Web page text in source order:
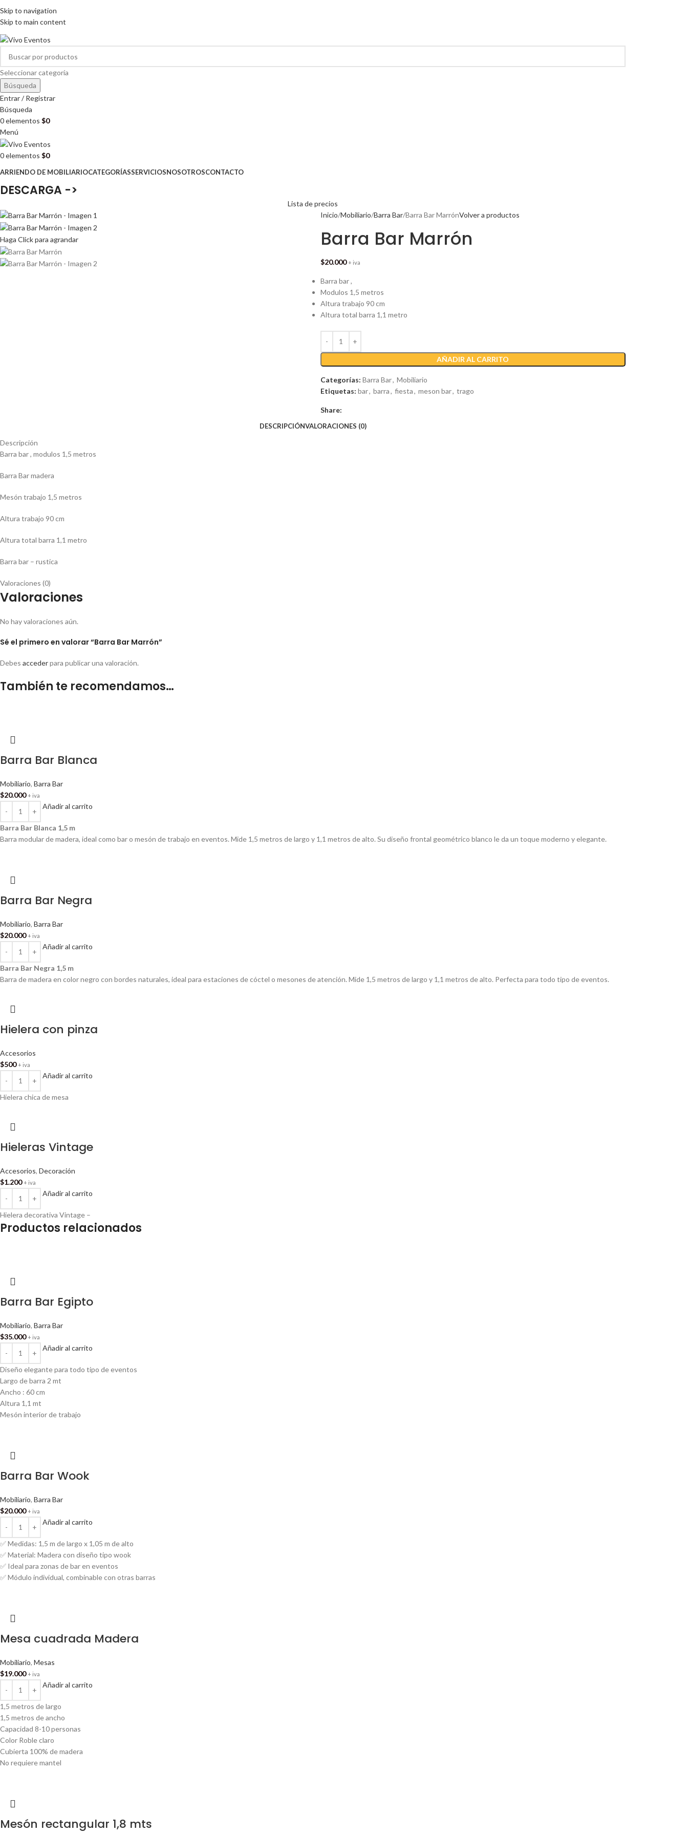
Skip to navigation
Skip to main content
HORARIOS DE ATENCIÓN: 8:00 - 17:00 HORAS
ARRIENDO DE MOBILIARIO PARA EVENTOS
Seleccionar categoría
Búsqueda
Entrar / Registrar
Búsqueda
0elementos $0
Menú
0elementos $0
ARRIENDO DE MOBILIARIOCATEGORÍASSERVICIOSNOSOTROSCONTACTO
DESCARGA ->
Lista de precios
Haga Click para agrandar
Inicio Mobiliario Barra Bar Barra Bar MarrónVolver a productos
Barra Bar Marrón
$20.000 + iva
Barra bar ,
Modulos 1,5 metros
Altura trabajo 90 cm
Altura total barra 1,1 metro
AÑADIR AL CARRITO
Categorías: Barra Bar, Mobiliario
Etiquetas: bar, barra, fiesta, meson bar, trago
Share:
DESCRIPCIÓNVALORACIONES (0)
Descripción
Barra bar , modulos 1,5 metros
Barra Bar madera
Mesón trabajo 1,5 metros
Altura trabajo 90 cm
Altura total barra 1,1 metro
Barra bar – rustica
Valoraciones (0)
Valoraciones
No hay valoraciones aún.
Sé el primero en valorar “Barra Bar Marrón”
Debes accederpara publicar una valoración.
También te recomendamos…
Barra Bar Blanca
Mobiliario, Barra Bar
$20.000 + iva
Añadir al carrito
Barra Bar Blanca 1,5 m
Barra modular de madera, ideal como bar o mesón de trabajo en eventos. Mide 1,5 metros de largo y 1,1 metros de alto. Su diseño frontal geométrico blanco le da un toque moderno y elegante.
Barra Bar Negra
Mobiliario, Barra Bar
$20.000 + iva
Añadir al carrito
Barra Bar Negra 1,5 m
Barra de madera en color negro con bordes naturales, ideal para estaciones de cóctel o mesones de atención. Mide 1,5 metros de largo y 1,1 metros de alto. Perfecta para todo tipo de eventos.
Hielera con pinza
Accesorios
$500 + iva
Añadir al carrito
Hielera chica de mesa
Hieleras Vintage
Accesorios, Decoración
$1.200 + iva
Añadir al carrito
Hielera decorativa Vintage –
Productos relacionados
Barra Bar Egipto
Mobiliario, Barra Bar
$35.000 + iva
Añadir al carrito
Diseño elegante para todo tipo de eventos
Largo de barra 2 mt
Ancho : 60 cm
Altura 1,1 mt
Mesón interior de trabajo
Barra Bar Wook
Mobiliario, Barra Bar
$20.000 + iva
Añadir al carrito
✅ Medidas: 1,5 m de largo x 1,05 m de alto
✅ Material: Madera con diseño tipo wook
✅ Ideal para zonas de bar en eventos
✅ Módulo individual, combinable con otras barras
Mesa cuadrada Madera
Mobiliario, Mesas
$19.000 + iva
Añadir al carrito
1,5 metros de largo
1,5 metros de ancho
Capacidad 8-10 personas
Color Roble claro
Cubierta 100% de madera
No requiere mantel
Mesón rectangular 1,8 mts